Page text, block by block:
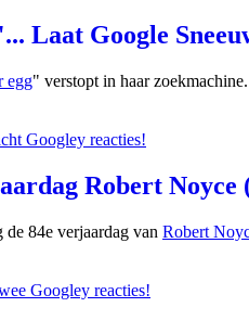
Laat Google
egg" verstopt in haar
Googley reacties!
Robert Noyce
de 84e verjaardag van Robert
Googley reacties!